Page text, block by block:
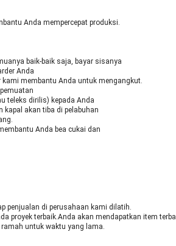
Anda mempercepat produksi.
baik-baik saja, bayar sisanya
Anda
membantu Anda untuk mengangkut.
teleks dirilis) kepada Anda
kapal akan tiba di pelabuhan
Anda bea cukai dan
penjualan di perusahaan kami dilatih.
proyek terbaik.Anda akan mendapatkan item
untuk waktu yang lama.